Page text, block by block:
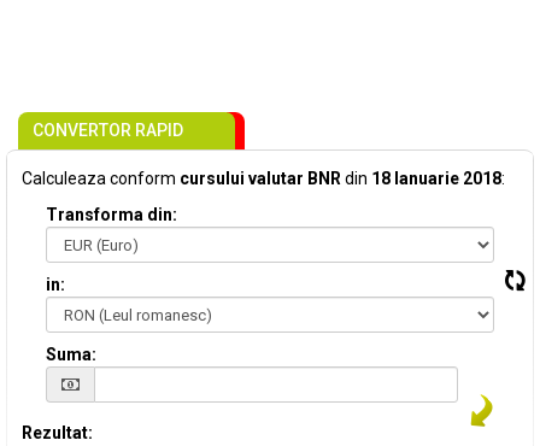
CONVERTOR RAPID
Calculeaza conform cursului valutar BNR din 18 Ianuarie 2018:
Transforma din:
in:
Suma:
Rezultat: